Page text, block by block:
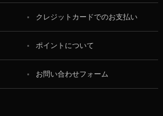
クレジットカードでのお支払い
ポイントについて
お問い合わせフォーム